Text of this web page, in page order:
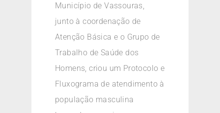
Município de Vassouras,
junto à coordenação de
Atenção Básica e o Grupo de
Trabalho de Saúde dos
Homens, criou um Protocolo e
Fluxograma de atendimento à
população masculina